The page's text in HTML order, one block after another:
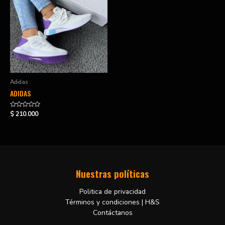
Adidas
ADIDAS
Valorado
en
$210.000
Nuestras políticas
Politica de privacidad
Términos y condiciones | H&S
Contáctanos